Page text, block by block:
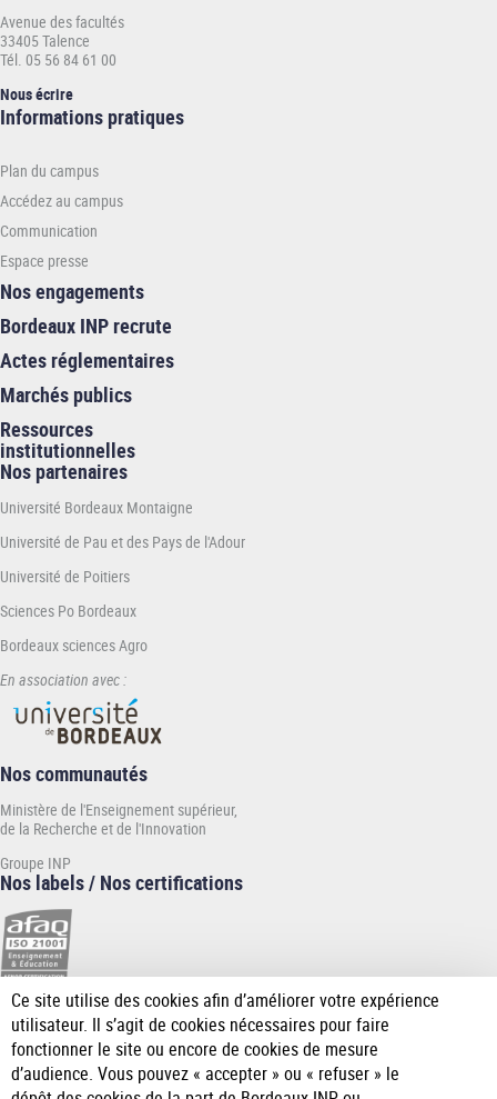
Avenue des facultés
33405 Talence
Tél. 05 56 84 61 00
Nous écrire
Informations
INP
Informations pratiques
Plan du campus
Accédez au campus
Communication
Espace presse
Nos engagements
Bordeaux INP recrute
Actes réglementaires
Marchés publics
Ressources
institutionnelles
Nos partenaires
Université Bordeaux Montaigne
Université de Pau et des Pays de l'Adour
Université de Poitiers
Sciences Po Bordeaux
Bordeaux sciences Agro
En association avec :
Nos communautés
Ministère de l'Enseignement supérieur,
de la Recherche et de l'Innovation
Groupe INP
Nos labels / Nos certifications
Ce site utilise des cookies afin d’améliorer votre expérience
utilisateur. Il s’agit de cookies nécessaires pour faire
fonctionner le site ou encore de cookies de mesure
d’audience. Vous pouvez « accepter » ou « refuser » le